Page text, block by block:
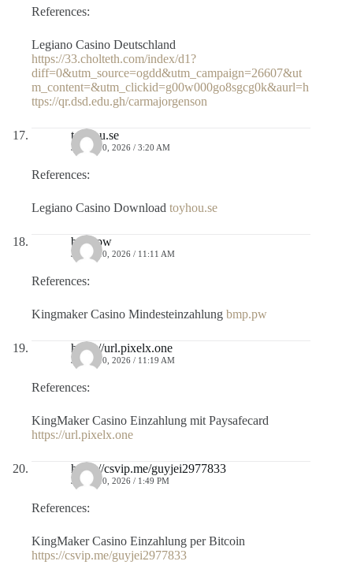
References:
Legiano Casino Deutschland
https://33.cholteth.com/index/d1?
diff=0&utm_source=ogdd&utm_campaign=26607&ut
m_content=&utm_clickid=g00w000go8sgcg0k&aurl=h
ttps://qr.dsd.edu.gh/carmajorgenson
toyhou.se
JULIO 10, 2026 / 3:20 AM
References:
Legiano Casino Download toyhou.se
bmp.pw
JULIO 10, 2026 / 11:11 AM
References:
Kingmaker Casino Mindesteinzahlung bmp.pw
https://url.pixelx.one
JULIO 10, 2026 / 11:19 AM
References:
KingMaker Casino Einzahlung mit Paysafecard
https://url.pixelx.one
https://csvip.me/guyjei2977833
JULIO 10, 2026 / 1:49 PM
References:
KingMaker Casino Einzahlung per Bitcoin
https://csvip.me/guyjei2977833